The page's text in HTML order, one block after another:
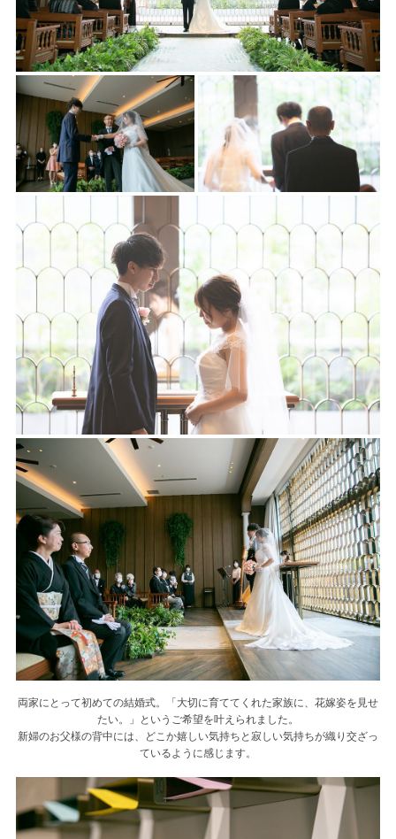
両家にとって初めての結婚式。「大切に育ててくれた家族に、花嫁姿を見せ
たい。」というご希望を叶えられました。
新婦のお父様の背中には、どこか嬉しい気持ちと寂しい気持ちが織り交ざっ
ているように感じます。